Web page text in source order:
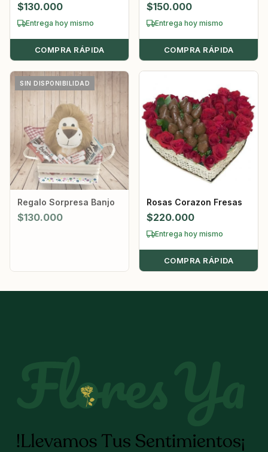
$130.000
Entrega hoy mismo
COMPRA RÁPIDA
$150.000
Entrega hoy mismo
COMPRA RÁPIDA
SIN DISPONIBILIDAD
Regalo Sorpresa Banjo
$130.000
Rosas Corazon Fresas
$220.000
Entrega hoy mismo
COMPRA RÁPIDA